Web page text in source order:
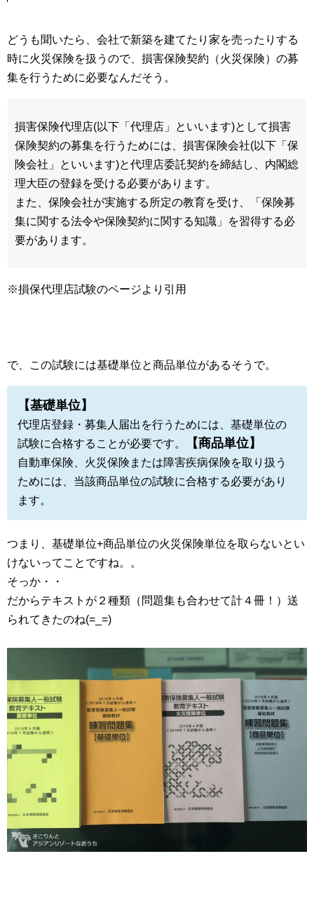
どうも聞いたら、会社で新築を建てたり家を売ったりする
時に火災保険を扱うので、損害保険契約（火災保険）の募
集を行うために必要なんだそう。
損害保険代理店(以下「代理店」といいます)として損害
保険契約の募集を行うためには、損害保険会社(以下「保
険会社」といいます)と代理店委託契約を締結し、内閣総
理大臣の登録を受ける必要があります。
また、保険会社が実施する所定の教育を受け、「保険募
集に関する法令や保険契約に関する知識」を習得する必
要があります。
※損保代理店試験のページより引用
で、この試験には基礎単位と商品単位があるそうで。
【基礎単位】
代理店登録・募集人届出を行うためには、基礎単位の
試験に合格することが必要です。
【商品単位】
自動車保険、火災保険または障害疾病保険を取り扱う
ためには、当該商品単位の試験に合格する必要があり
ます。
つまり、基礎単位+商品単位の火災保険単位を取らないとい
けないってことですね。。
そっか・・
だからテキストが２種類（問題集も合わせて計４冊！）送
られてきたのね(=_=)